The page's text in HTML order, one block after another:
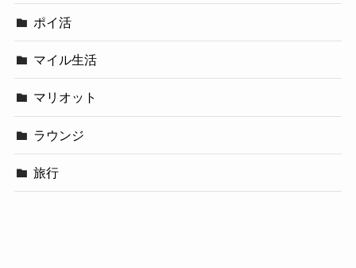
ポイ活
マイル生活
マリオット
ラウンジ
旅行